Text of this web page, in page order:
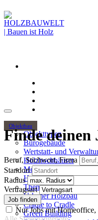
Objektbau
Objekttypen
Bürogebäude
Wertstatt- und
Holzhochhäuser
Mehrgeschossiger
Hallenbau
Themen
Urbaner Holzbau
Cradle to Cradle
Green Building
Finde deinen
Beruf, Stichwort, Firma
Standort
Radius
Vertragsart
Nur Jobs mit Homeoffice,